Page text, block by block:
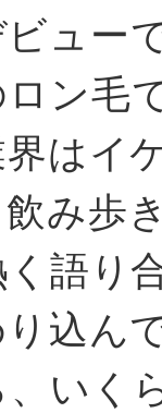
ュー
ン毛
はイ
み歩
語り
込ん
いく